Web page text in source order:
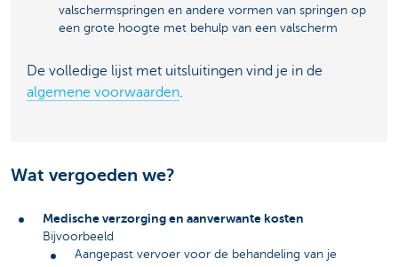
valschermspringen en andere vormen van springen op
een grote hoogte met behulp van een valscherm
De volledige lijst met uitsluitingen vind je in de
algemene voorwaarden.
Wat vergoeden we?
Medische verzorging en aanverwante kosten
Bijvoorbeeld
Aangepast vervoer voor de behandeling van je